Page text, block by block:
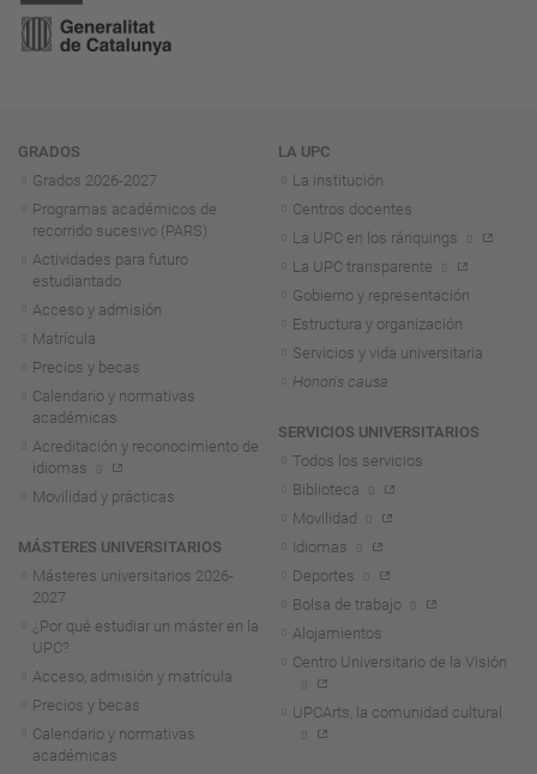
Navegación
GRADOS
Grados 2026-2027
Programas académicos de
recorrido sucesivo (PARS)
Actividades para futuro
estudiantado
Acceso y admisión
Matrícula
Precios y becas
Calendario y normativas
académicas
Acreditación y reconocimiento de
idiomas
Movilidad y prácticas
MÁSTERES UNIVERSITARIOS
Másteres universitarios 2026-
2027
¿Por qué estudiar un máster en la
UPC?
Acceso, admisión y matrícula
Precios y becas
Calendario y normativas
académicas
LA UPC
La institución
Centros docentes
La UPC en los ránquings
La UPC transparente
Gobierno y representación
Estructura y organización
Servicios y vida universitaria
Honoris causa
SERVICIOS UNIVERSITARIOS
Todos los servicios
Biblioteca
Movilidad
Idiomas
Deportes
Bolsa de trabajo
Alojamientos
Centro Universitario de la Visión
UPCArts, la comunidad cultural